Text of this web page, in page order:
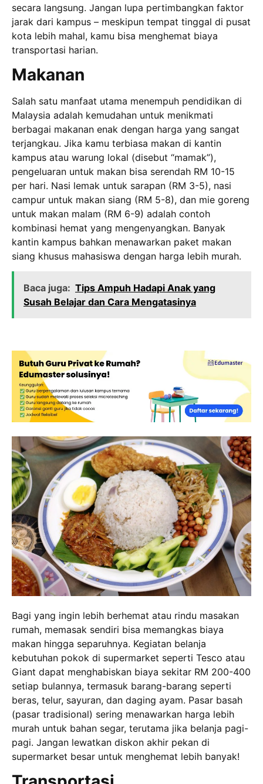
secara langsung. Jangan lupa pertimbangkan faktor
jarak dari kampus – meskipun tempat tinggal di pusat
kota lebih mahal, kamu bisa menghemat biaya
transportasi harian.
Makanan
Salah satu manfaat utama menempuh pendidikan di
Malaysia adalah kemudahan untuk menikmati
berbagai makanan enak dengan harga yang sangat
terjangkau. Jika kamu terbiasa makan di kantin
kampus atau warung lokal (disebut “mamak”),
pengeluaran untuk makan bisa serendah RM 10-15
per hari. Nasi lemak untuk sarapan (RM 3-5), nasi
campur untuk makan siang (RM 5-8), dan mie goreng
untuk makan malam (RM 6-9) adalah contoh
kombinasi hemat yang mengenyangkan. Banyak
kantin kampus bahkan menawarkan paket makan
siang khusus mahasiswa dengan harga lebih murah.
Baca juga: Tips Ampuh Hadapi Anak yang
Susah Belajar dan Cara Mengatasinya
Bagi yang ingin lebih berhemat atau rindu masakan
rumah, memasak sendiri bisa memangkas biaya
makan hingga separuhnya. Kegiatan belanja
kebutuhan pokok di supermarket seperti Tesco atau
Giant dapat menghabiskan biaya sekitar RM 200-400
setiap bulannya, termasuk barang-barang seperti
beras, telur, sayuran, dan daging ayam. Pasar basah
(pasar tradisional) sering menawarkan harga lebih
murah untuk bahan segar, terutama jika belanja pagi-
pagi. Jangan lewatkan diskon akhir pekan di
supermarket besar untuk menghemat lebih banyak!